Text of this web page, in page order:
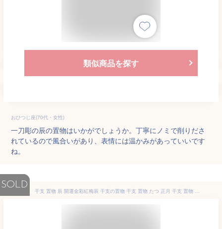
類似商品を探す
おひつじ座(70代・女性)
一刀彫の辰の置物はいかがでしょうか。丁寧にノミで削りださ
れているので風合いがあり、表情には温かみがあっていいです
ね。
SOLD
干支 置物 辰 開運金彩紅梅辰 干支の置物 干支 置物 たつ 正月 干支 置物 セット 干支 辰 置物 干支 辰 陶器 来年 の 干支 干支置物 干支 龍置物 来年 の 干支 の 置物 正月飾り 玄関 干支 辰 干支 龍